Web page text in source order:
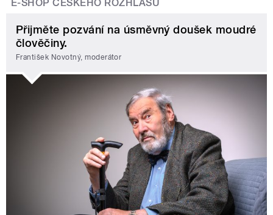
E-SHOP ČESKÉHO ROZHLASU
Přijměte pozvání na úsměvný doušek moudré
člověčiny.
František Novotný, moderátor